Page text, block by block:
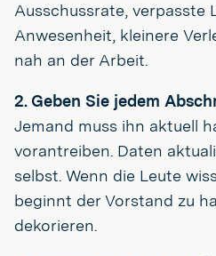
Ausschussrate, verpasste
Anwesenheit, kleinere
nah an der Arbeit.
2. Geben Sie jedem
Jemand muss ihn aktuell
vorantreiben. Daten
selbst. Wenn die Leute
beginnt der Vorstand zu
dekorieren.